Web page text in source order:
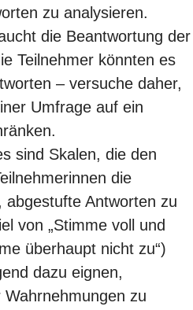
zu analysieren.
die Beantwortung der
Teilnehmer könnten es
– versuche daher,
Umfrage auf ein
sind Skalen, die den
die
abgestufte Antworten zu
von „Stimme voll und
überhaupt nicht zu“)
dazu eignen,
zu